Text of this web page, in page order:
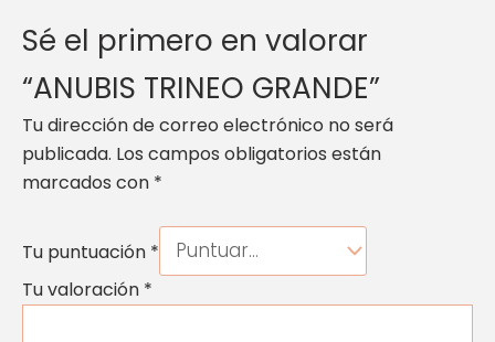
Sé el primero en valorar
“ANUBIS TRINEO GRANDE”
Tu dirección de correo electrónico no será
publicada. Los campos obligatorios están
marcados con *
Tu puntuación *
Tu valoración *